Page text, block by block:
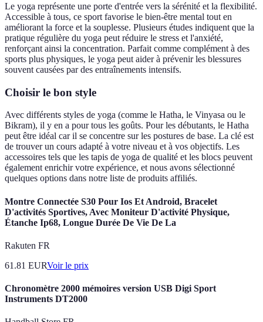
Le yoga représente une porte d'entrée vers la sérénité et la flexibilité.
Accessible à tous, ce sport favorise le bien-être mental tout en
améliorant la force et la souplesse. Plusieurs études indiquent que la
pratique régulière du yoga peut réduire le stress et l'anxiété,
renforçant ainsi la concentration. Parfait comme complément à des
sports plus physiques, le yoga peut aider à prévenir les blessures
souvent causées par des entraînements intensifs.
Choisir le bon style
Avec différents styles de yoga (comme le Hatha, le Vinyasa ou le
Bikram), il y en a pour tous les goûts. Pour les débutants, le Hatha
peut être idéal car il se concentre sur les postures de base. La clé est
de trouver un cours adapté à votre niveau et à vos objectifs. Les
accessoires tels que les tapis de yoga de qualité et les blocs peuvent
également enrichir votre expérience, et nous avons sélectionné
quelques options dans notre liste de produits affiliés.
Montre Connectée S30 Pour Ios Et Android, Bracelet
D'activités Sportives, Avec Moniteur D'activité Physique,
Étanche Ip68, Longue Durée De Vie De La
Rakuten FR
61.81 EURVoir le prix
Chronomètre 2000 mémoires version USB Digi Sport
Instruments DT2000